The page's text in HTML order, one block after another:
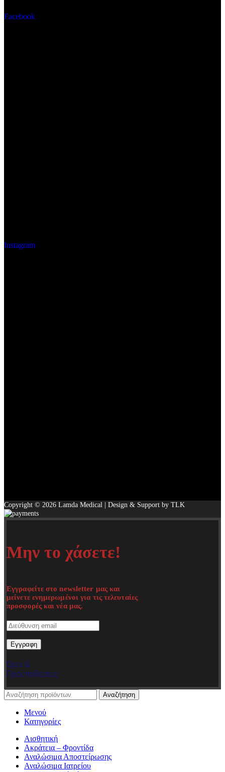
Facebook
Instagram
Copyright © 2026 Lamda Medical | Design & Support by TLK
Μην το χάσετε!
Εγγραφείτε στο newsletter μας και
μείνετε ενημερωμένοι για τις τελευταίες
προσφορές και νέα μας.
Όροι &
Προϋποθέσεις
Αναζήτηση
Μενού
Κατηγορίες
Αισθητική
Ακράτεια – Φροντίδα
Αναλώσιμα Αποστείρωσης
Αναλώσιμα Ιατρείου